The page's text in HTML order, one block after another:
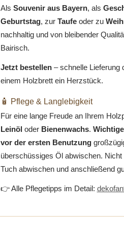
Als Souvenir aus Bayern, als
Geburtstag, zur Taufeoder zu
nachhaltig und von bleibender
Bairisch.
Jetzt bestellen– schnelle Lieferung
einem Holzbrett ein Herzstück.
🧴 Pflege & Langlebigkeit
Für eine lange Freude an Ihrem
Leinöloder Bienenwachs.
vor der ersten Benutzung
überschüssiges Öl abwischen.
Tuch abwischen und anschließend
👉 Alle Pflegetipps im Detail: